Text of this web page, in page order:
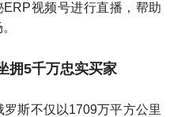
视频号进行直播，帮助
拥5千万忠实买家
斯不仅以1709万平方公里